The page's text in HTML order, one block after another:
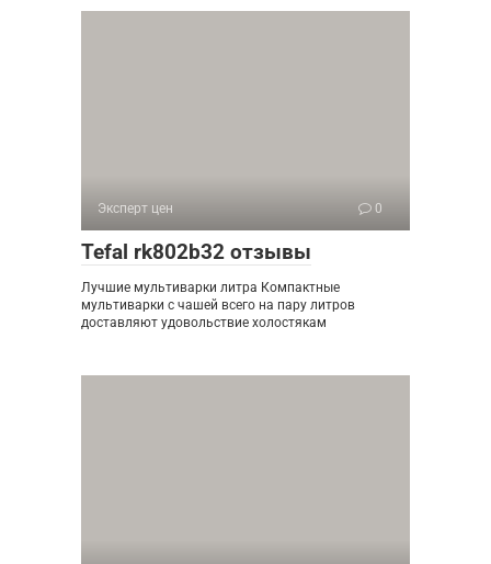
Эксперт цен 0
Tefal rk802b32 отзывы
Лучшие мультиварки литра Компактные
мультиварки с чашей всего на пару литров
доставляют удовольствие холостякам